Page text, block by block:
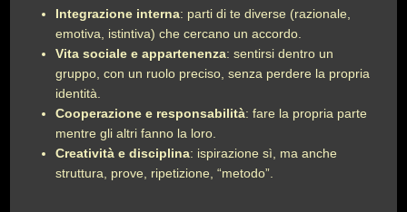
Integrazione interna: parti di te diverse (razionale,
emotiva, istintiva) che cercano un accordo.
Vita sociale e appartenenza: sentirsi dentro un
gruppo, con un ruolo preciso, senza perdere la propria
identità.
Cooperazione e responsabilità: fare la propria parte
mentre gli altri fanno la loro.
Creatività e disciplina: ispirazione sì, ma anche
struttura, prove, ripetizione, “metodo”.